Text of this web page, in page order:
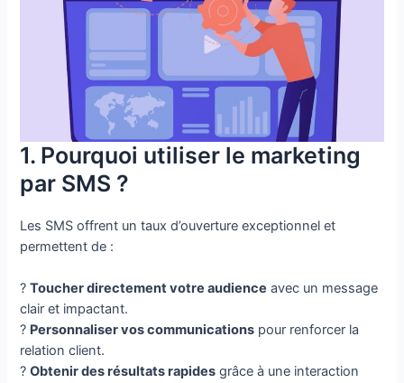
1. Pourquoi utiliser le marketing
par SMS ?
Les SMS offrent un taux d’ouverture exceptionnel et
permettent de :
?Toucher directement votre audience avec un message
clair et impactant.
? Personnaliser vos communications pour renforcer la
relation client.
?Obtenir des résultats rapides grâce à une interaction